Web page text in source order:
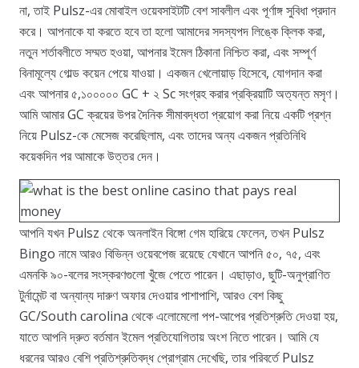
না, তাই Pulsz-এর মোবাইল ওয়েবসাইটটি বেশ সাবলীল এবং পূর্ণাঙ্গ সুবিধা প্রদান
করে। আপনাকে যা করতে হবে তা হলো আমাদের সদস্যপদ লিঙ্কে ক্লিক করা,
নতুন শর্তাবলীতে সম্মত হওয়া, আপনার ইমেল ঠিকানা নিশ্চিত করা, এবং সম্পূর্ণ
বিনামূল্যে গোল্ড কয়েন পেয়ে যাওয়া। একজন খেলোয়াড় হিসেবে, যোগদান করা
এবং আপনার ৫,১০০০০০ GC + ২ Sc সংগ্রহ করার প্রক্রিয়াটি অত্যন্ত মসৃণ।
আমি আমার GC ক্রয়ের উপর দৈনিক সীমাবদ্ধতা প্রয়োগ করা নিয়ে একটি প্রশ্ন
নিয়ে Pulsz-কে মেসেজ করেছিলাম, এবং তাদের অন্য একজন প্রতিনিধি
কয়েকদিন পর আমাকে উত্তর দেন।
আপনি যখন Pulsz থেকে অনলাইন বিঙ্গো গেম হারিয়ে ফেলেন, তখন Pulsz
Bingo নামে আরও বিভিন্ন ওয়েবপেজ রয়েছে যেখানে আপনি ৫০, ৭৫, এবং
এমনকি ৯০-বলের সংস্করণগুলো খুঁজে পেতে পারেন। এছাড়াও, ছুটি-অনুপ্রাণিত
টুর্নামেন্ট বা অন্যান্য দারুণ অফার দেওয়ার পাশাপাশি, আরও বেশ কিছু
GC/South carolina থেকে এলোমেলো পপ-আপের প্রতিশ্রুতি দেওয়া হয়,
যাতে আপনি দ্রুত বর্তমান ইমেল প্রতিযোগিতায় অংশ নিতে পারেন। আমি যে
ধরনের আরও বেশি প্রতিশ্রুতিবদ্ধ প্রোগ্রাম দেখেছি, তার পরিবর্তে Pulsz